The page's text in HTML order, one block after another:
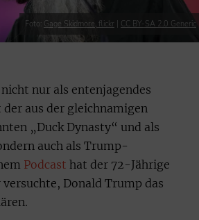
Foto: Gage Skidmore, flickr CC BY-SA 2.0 Generic
nur als entenjagendes
aus der gleichnamigen
„Duck Dynasty“ und als
auch als Trump-
Podcast hat der 72-Jährige
Donald Trump das